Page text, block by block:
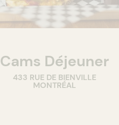
Cams Déjeuner
433 RUE DE BIENVILLE
MONTRÉAL